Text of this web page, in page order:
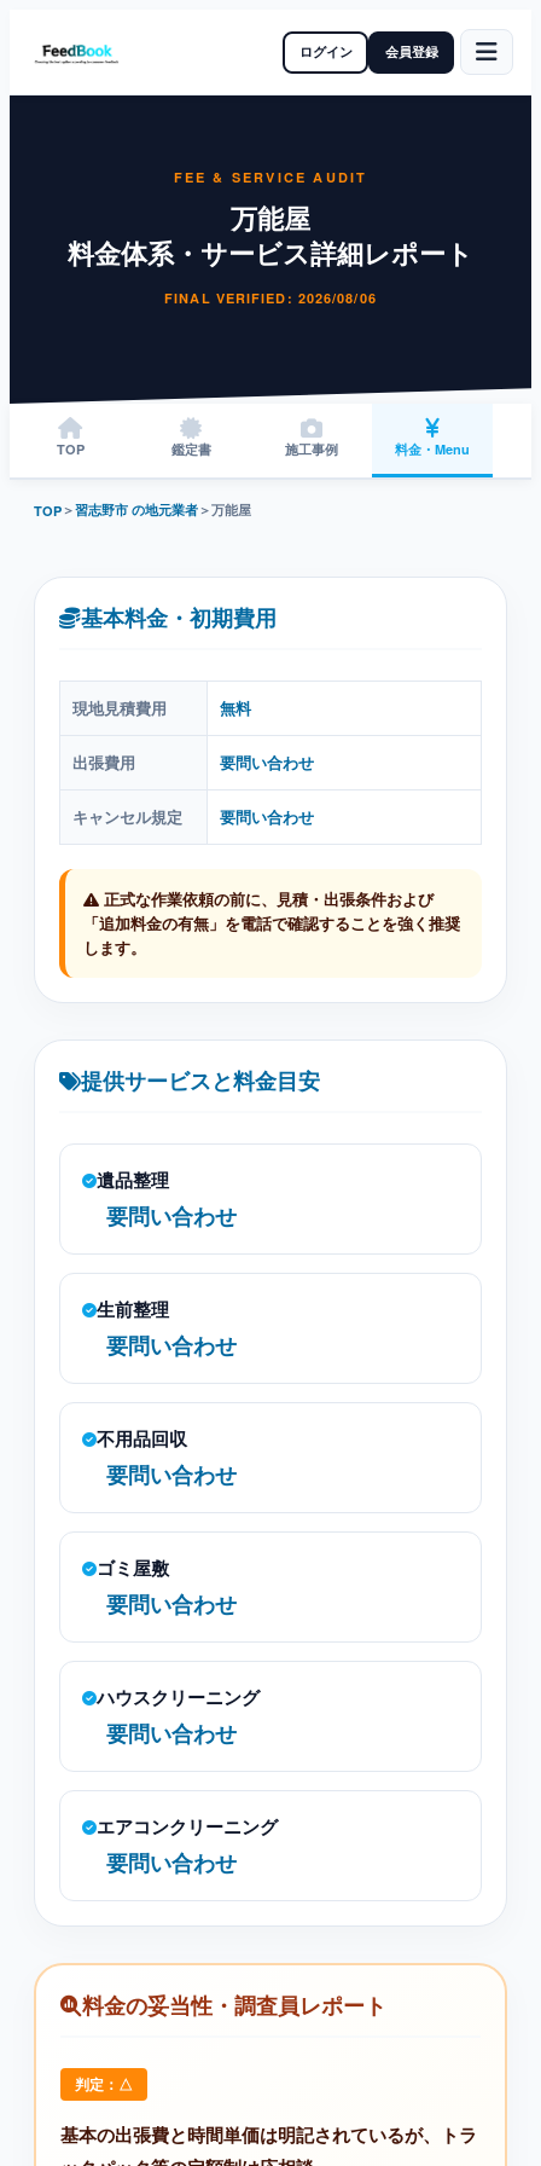
ログイン 会員登録
FEE & SERVICE AUDIT
万能屋
料金体系・サービス詳細レポート
FINAL VERIFIED: 2026/08/06
TOP 鑑定書 施工事例 料金・Menu
TOP＞習志野市 の地元業者＞万能屋
基本料金・初期費用
現地見積費用 無料
出張費用 要問い合わせ
キャンセル規定 要問い合わせ
正式な作業依頼の前に、見積・出張条件および
「追加料金の有無」を電話で確認することを強く推奨
します。
提供サービスと料金目安
遺品整理
要問い合わせ
生前整理
要問い合わせ
不用品回収
要問い合わせ
ゴミ屋敷
要問い合わせ
ハウスクリーニング
要問い合わせ
エアコンクリーニング
要問い合わせ
料金の妥当性・調査員レポート
判定：△
基本の出張費と時間単価は明記されているが、トラ